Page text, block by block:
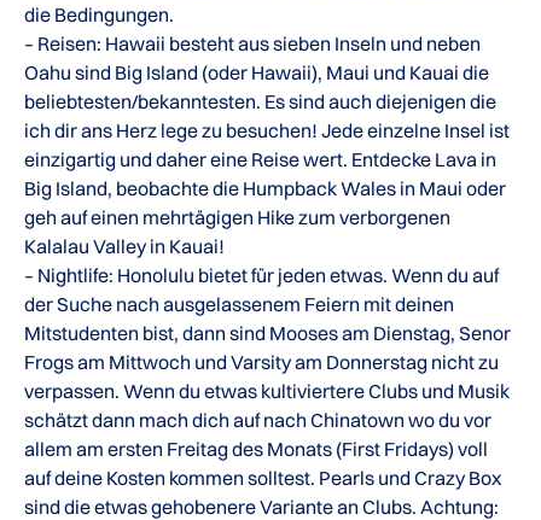
die Bedingungen.
– Reisen: Hawaii besteht aus sieben Inseln und neben
Oahu sind Big Island (oder Hawaii), Maui und Kauai die
beliebtesten/bekanntesten. Es sind auch diejenigen die
ich dir ans Herz lege zu besuchen! Jede einzelne Insel ist
einzigartig und daher eine Reise wert. Entdecke Lava in
Big Island, beobachte die Humpback Wales in Maui oder
geh auf einen mehrtägigen Hike zum verborgenen
Kalalau Valley in Kauai!
– Nightlife: Honolulu bietet für jeden etwas. Wenn du auf
der Suche nach ausgelassenem Feiern mit deinen
Mitstudenten bist, dann sind Mooses am Dienstag, Senor
Frogs am Mittwoch und Varsity am Donnerstag nicht zu
verpassen. Wenn du etwas kultiviertere Clubs und Musik
schätzt dann mach dich auf nach Chinatown wo du vor
allem am ersten Freitag des Monats (First Fridays) voll
auf deine Kosten kommen solltest. Pearls und Crazy Box
sind die etwas gehobenere Variante an Clubs. Achtung: